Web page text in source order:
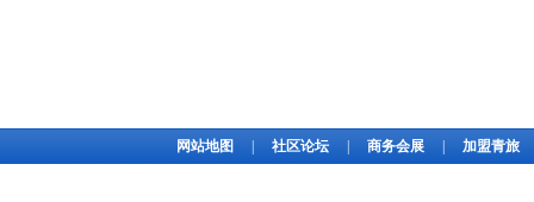
网站地图 社区论坛 商务会展 加盟青旅